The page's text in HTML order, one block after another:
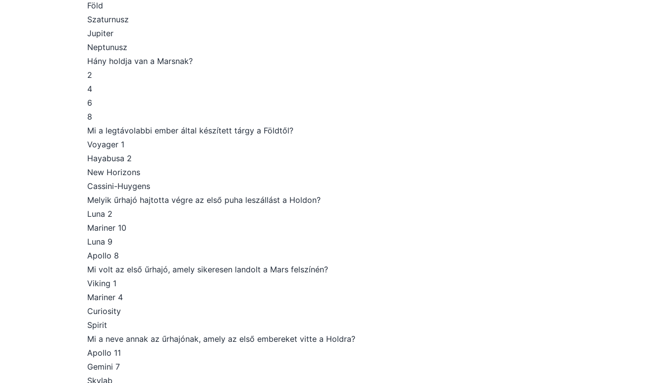
Föld
Szaturnusz
Jupiter
Neptunusz
Hány holdja van a Marsnak?
2
4
6
8
Mi a legtávolabbi ember által készített tárgy a Földtől?
Voyager 1
Hayabusa 2
New Horizons
Cassini-Huygens
Melyik űrhajó hajtotta végre az első puha leszállást a Holdon?
Luna 2
Mariner 10
Luna 9
Apollo 8
Mi volt az első űrhajó, amely sikeresen landolt a Mars felszínén?
Viking 1
Mariner 4
Curiosity
Spirit
Mi a neve annak az űrhajónak, amely az első embereket vitte a Holdra?
Apollo 11
Gemini 7
Skylab